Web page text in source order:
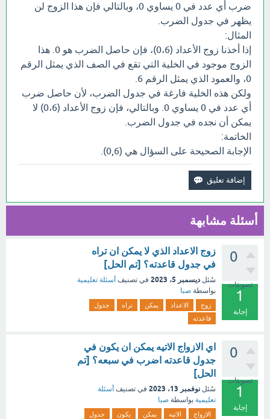
ضرب أي عدد في 0 يساوي 0، وبالتالي فإن هذا الزوج لن
يظهر في جدول الضرب.
المثال:
إذا أخذنا زوج الأعداد (0،6)، فإن حاصل الضرب هو 0. هذا
الزوج موجود في الخلية التي تقع في الصف الذي يمثل الرقم
0، والعمود الذي يمثل الرقم 6.
ولكن هذه الخلية فارغة في جدول الضرب، لأن حاصل ضرب
أي عدد في 0 يساوي 0. وبالتالي، فإن زوج الأعداد (0،6) لا
يمكن أن نجده في جدول الضرب.
الخاتمة:
الإجابة الصحيحة على السؤال هي (0,6).
أسئلة مشابهة
0
تصويتات
1
إجابة
زوج الاعداد الذي لا يمكن ان تراه
في جدول قاعدته؟ [تم الحل]
سُئل ديسمبر 5، 2023 في تصنيف أسئلة تعليمية
بواسطة صبا
زوج الاعداد يمكن تراه
جدول
قاعدته
0
تصويتات
1
إجابة
اي الازواج الاتيه يمكن ان يكون في
جدول قاعدته اضرب في سبعه؟ [تم
الحل]
سُئل نوفمبر 13، 2023 في تصنيف أسئلة
تعليمية بواسطة صبا
الازواج الاتيه يمكن يكون
جدول